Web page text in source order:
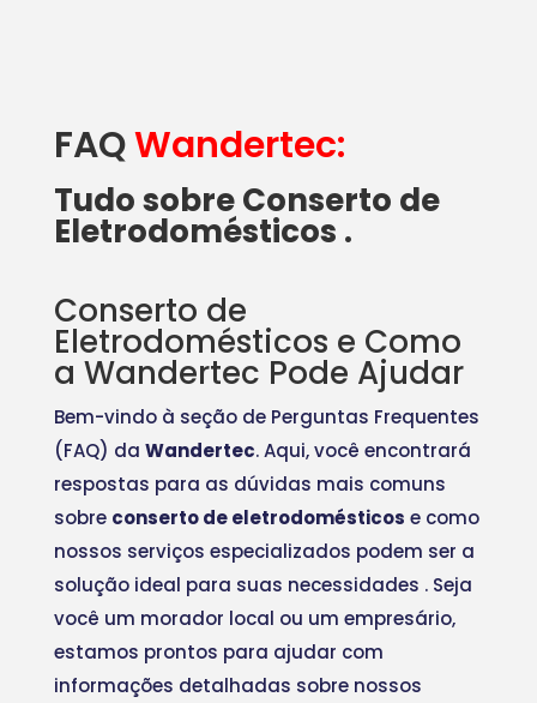
FAQWandertec:
Tudo sobre Conserto de
Eletrodomésticos .
Conserto de
Eletrodomésticos e Como
a Wandertec Pode Ajudar
Bem-vindo à seção de Perguntas Frequentes
(FAQ) da Wandertec. Aqui, você encontrará
respostas para as dúvidas mais comuns
sobre conserto de eletrodomésticos e como
nossos serviços especializados podem ser a
solução ideal para suas necessidades . Seja
você um morador local ou um empresário,
estamos prontos para ajudar com
informações detalhadas sobre nossos